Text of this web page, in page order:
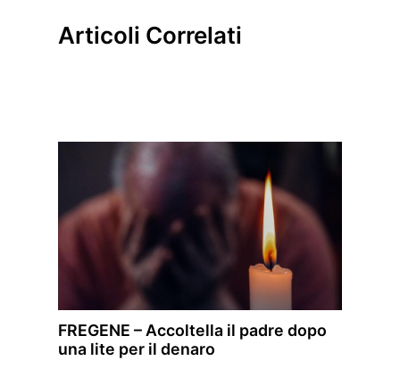
Articoli Correlati
FREGENE – Accoltella il padre dopo
una lite per il denaro